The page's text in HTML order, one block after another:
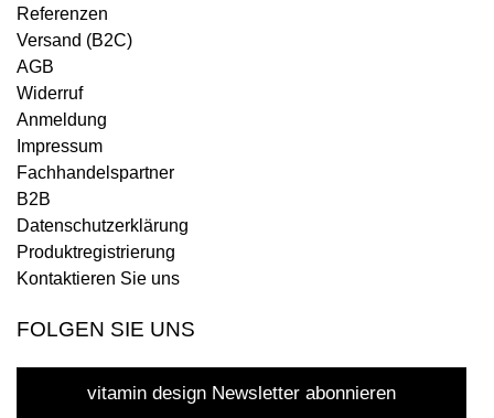
Referenzen
Versand (B2C)
AGB
Widerruf
Anmeldung
Impressum
Fachhandelspartner
B2B
Datenschutzerklärung
Produktregistrierung
Kontaktieren Sie uns
FOLGEN SIE UNS
vitamin design Newsletter abonnieren